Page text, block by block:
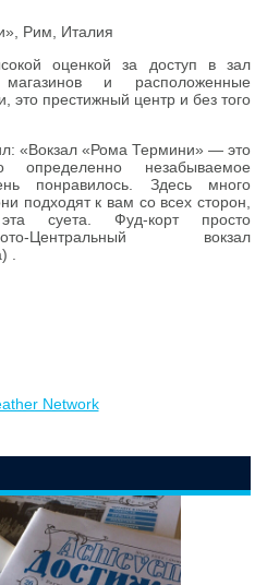
Рим, Италия
оценкой за доступ в зал
и расположенные
это престижный центр и без того
«Вокзал «Рома Термини» — это
определенно незабываемое
понравилось. Здесь много
подходят к вам со всех сторон,
суета. Фуд-корт просто
Центральный вокзал
.
Network